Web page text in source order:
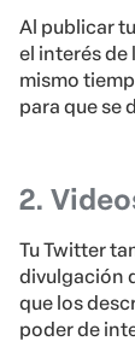
Al publicar
el interés de
mismo
para que se
2.
Tu Twitter
divulgación
que los
poder de